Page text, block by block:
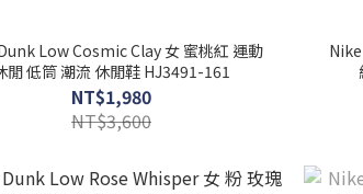
Low Cosmic Clay 女 蜜桃紅 運動
閒 低筒 潮流 休閒鞋 HJ3491-161
NT$1,980
NT$3,600